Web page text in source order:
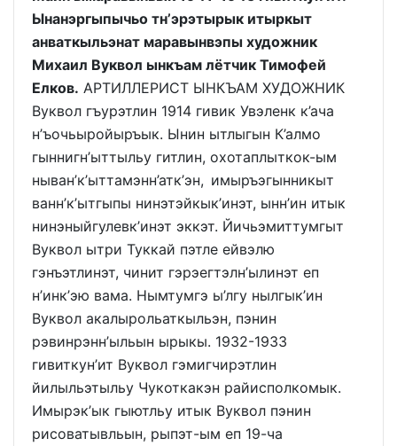
Ынанэргыпычьо тн’эрэтырык итыркыт
анваткыльэнат маравынвэпы художник
Михаил Вуквол ынкъам лётчик Тимофей
Елков. АРТИЛЛЕРИСТ ЫНКЪАМ ХУДОЖНИК
Вуквол гъурэтлин 1914 гивик Увэленк к’ача
н’ъочьыройыръык. Ынин ытлыгын К’алмо
гыннигн’ыттыльу гитлин, охотаплыткок-ым
ныван’к’ыттамэнн’атк’эн, имыръэгынникыт
ванн’к’ытгыпы нинэтэйкык’инэт, ынн’ин итык
нинэныйгулевк’инэт эккэт. Йичьэмиттумгыт
Вуквол ытри Туккай пэтле ейвэлю
гэнъэтлинэт, чинит гэрэегтэлн’ылинэт еп
н’инк’эю вама. Нымтумгэ ы’лгу нылгык’ин
Вуквол акалырольаткыльэн, пэнин
рэвинрэнн’ыльын ырыкы. 1932-1933
гивиткун’ит Вуквол гэмигчирэтлин
йилыльэтыльу Чукоткакэн райисполкомык.
Имырэк’ык гыютльу итык Вуквол пэнин
рисоватывльын, рыпэт-ым еп 19-ча